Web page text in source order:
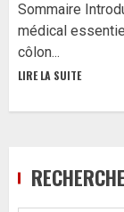
Sommaire
médical
côlon...
LIRE LA SUITE